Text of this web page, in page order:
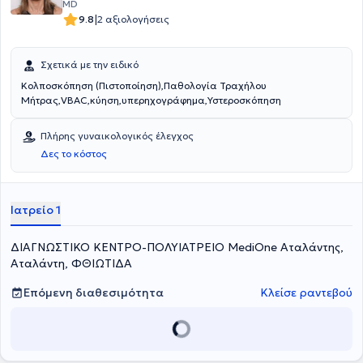
σεμινάρια που προάγουν τον εμπλουτισμό, την ενδυνάμωση και την
εξάπλωση των επιστημονικών γνώσεων της ιατρικής κοινότητας.
του αρτιότητα, την πολυετή του πείρα κι έχοντας πάντα στο
επίκεντρο τις ανάγκες της εκάστοτε ασθενούς.
MD
9.8|2 αξιολογήσεις
Σχετικά με την ειδικό
Κολποσκόπηση (Πιστοποίηση),Παθολογία Τραχήλου
Μήτρας,VBAC,κύηση,υπερηχογράφημα,Υστεροσκόπηση
Πλήρης γυναικολογικός έλεγχος
Δες το κόστος
Ιατρείο 1
ΔΙΑΓΝΩΣΤΙΚΟ ΚΕΝΤΡΟ-ΠΟΛΥΙΑΤΡΕΙΟ MediOne Αταλάντης,
Αταλάντη, ΦΘΙΩΤΙΔΑ
Επόμενη διαθεσιμότητα
Κλείσε ραντεβού